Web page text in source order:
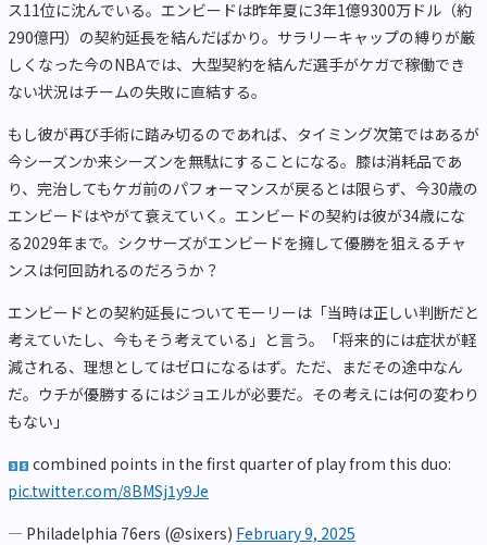
ス11位に沈んでいる。エンビードは昨年夏に3年1億9300万ドル（約
290億円）の契約延長を結んだばかり。サラリーキャップの縛りが厳
しくなった今のNBAでは、大型契約を結んだ選手がケガで稼働でき
ない状況はチームの失敗に直結する。
もし彼が再び手術に踏み切るのであれば、タイミング次第ではあるが
今シーズンか来シーズンを無駄にすることになる。膝は消耗品であ
り、完治してもケガ前のパフォーマンスが戻るとは限らず、今30歳の
エンビードはやがて衰えていく。エンビードの契約は彼が34歳にな
る2029年まで。シクサーズがエンビードを擁して優勝を狙えるチャ
ンスは何回訪れるのだろうか？
エンビードとの契約延長についてモーリーは「当時は正しい判断だと
考えていたし、今もそう考えている」と言う。「将来的には症状が軽
減される、理想としてはゼロになるはず。ただ、まだその途中なん
だ。ウチが優勝するにはジョエルが必要だ。その考えには何の変わり
もない」
combined points in the first quarter of play from this duo:
pic.twitter.com/8BMSj1y9Je
— Philadelphia 76ers (@sixers) February 9, 2025